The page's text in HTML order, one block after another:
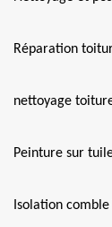
Réparation
nettoyage
Peinture sur
Isolation